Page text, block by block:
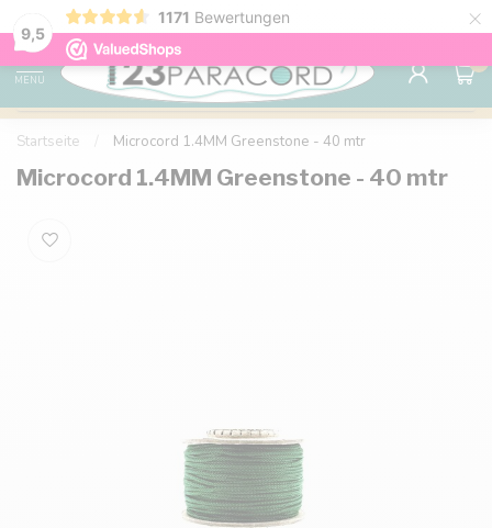
9,5
1171 Bewertungen ×
Kostenlose Lieferung nach Hause ab 150 €
MENU
0
Startseite Microcord 1.4MM Greenstone - 40 mtr
Microcord 1.4MM Greenstone - 40 mtr